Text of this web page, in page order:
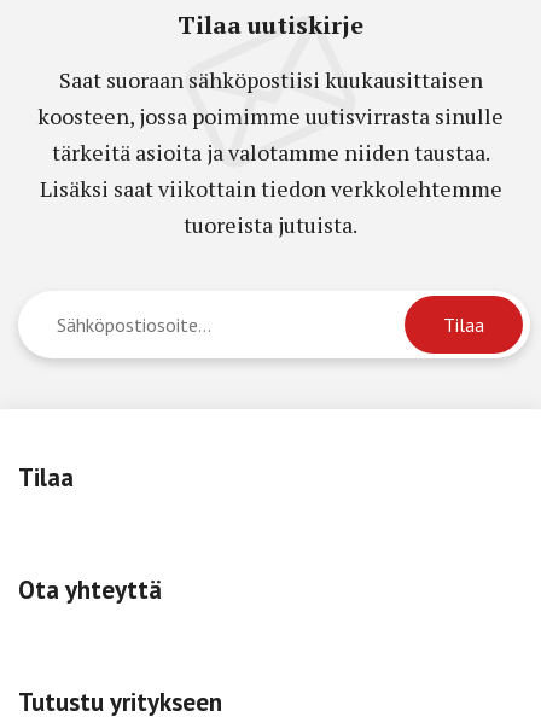
Tilaa uutiskirje
Saat suoraan sähköpostiisi kuukausittaisen
koosteen, jossa poimimme uutisvirrasta sinulle
tärkeitä asioita ja valotamme niiden taustaa.
Lisäksi saat viikottain tiedon verkkolehtemme
tuoreista jutuista.
Tilaa
Ota yhteyttä
Tutustu yritykseen